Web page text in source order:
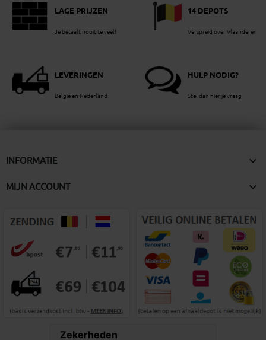
LAGE PRIJZEN
Je betaalt nooit te veel!
14 DEPOTS
Verspreid over Vlaanderen
LEVERINGEN
België en Nederland
HULP NODIG?
Stel dan hier je vraag
INFORMATIE 
MIJN ACCOUNT 